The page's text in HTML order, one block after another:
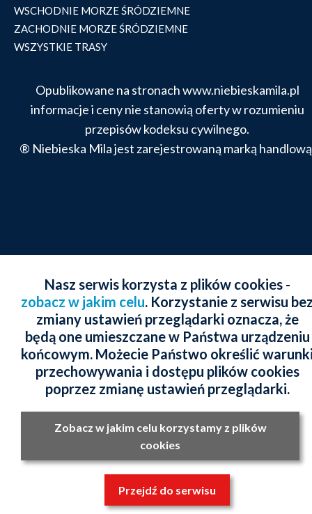
WSCHODNIE MORZE ŚRÓDZIEMNE
ZACHODNIE MORZE ŚRÓDZIEMNE
WSZYSTKIE TRASY
Opublikowane na stronach www.niebieskamila.pl
informacje i ceny nie stanowią oferty w rozumieniu
przepisów kodeksu cywilnego.
® Niebieska Mila jest zarejestrowaną marką
Nasz serwis korzysta z plików cookies -
zobacz w jakim celu. Korzystanie z serwisu
zmiany ustawień przeglądarki oznacza, że
będą one umieszczane w Państwa urządzeniu
końcowym. Możecie Państwo określić
przechowywania i dostępu plików cookies
poprzez zmianę ustawień przeglądarki.
Zobacz w jakim celu korzystamy z plików
cookies
Przejdź do serwisu